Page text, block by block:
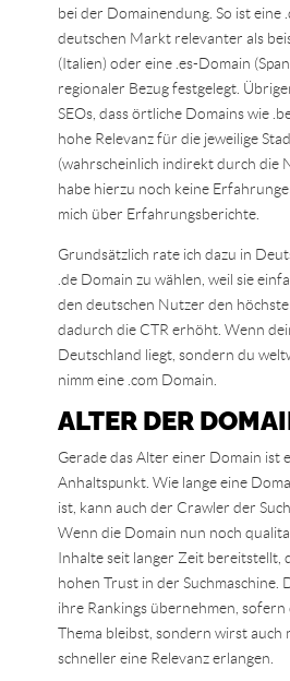
bei der Domainendung. So ist eine
deutschen Markt relevanter als
(Italien) oder eine .es-Domain
regionaler Bezug festgelegt.
SEOs, dass örtliche Domains wie
hohe Relevanz für die jeweilige
(wahrscheinlich indirekt durch die
habe hierzu noch keine
mich über Erfahrungsberichte.
Grundsätzlich rate ich dazu in
.de Domain zu wählen, weil sie
den deutschen Nutzer den
dadurch die CTR erhöht. Wenn
Deutschland liegt, sondern du
nimm eine .com Domain.
ALTER DER
Gerade das Alter einer Domain ist
Anhaltspunkt. Wie lange eine
ist, kann auch der Crawler der
Wenn die Domain nun noch
Inhalte seit langer Zeit bereitstellt,
hohen Trust in der Suchmaschine.
ihre Rankings übernehmen, sofern
Thema bleibst, sondern wirst auch
schneller eine Relevanz erlangen.